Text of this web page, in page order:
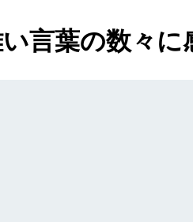
言葉の数々に